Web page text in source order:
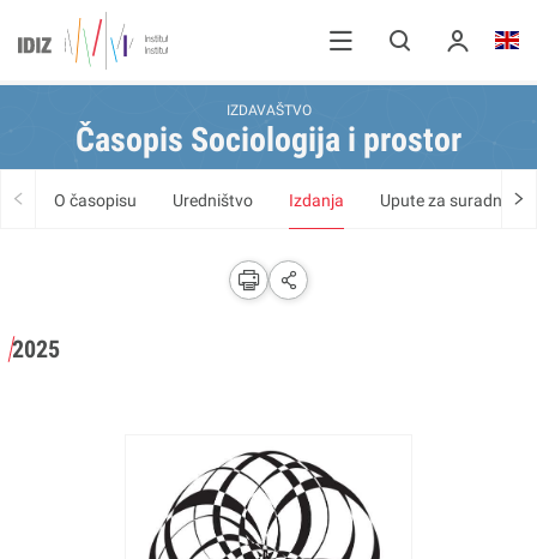
IZDAVAŠTVO
Časopis Sociologija i prostor
O časopisu Uredništvo Izdanja Upute za suradnike
2025